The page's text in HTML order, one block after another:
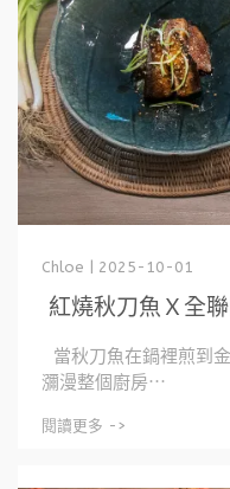
紅燒秋刀魚Ｘ全
Chloe | 2025-10-01
當秋刀魚在鍋裡煎到
瀰漫整個廚房⋯
閱讀更多 ->